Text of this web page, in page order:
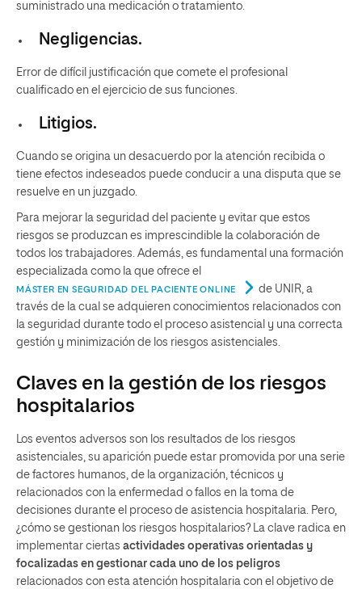
suministrado una medicación o tratamiento.
Negligencias.
Error de difícil justificación que comete el profesional
cualificado en el ejercicio de sus funciones.
Litigios.
Cuando se origina un desacuerdo por la atención recibida o
tiene efectos indeseados puede conducir a una disputa que se
resuelve en un juzgado.
Para mejorar la seguridad del paciente y evitar que estos
riesgos se produzcan es imprescindible la colaboración de
todos los trabajadores. Además, es fundamental una formación
especializada como la que ofrece el
MÁSTER EN SEGURIDAD DEL PACIENTE ONLINE
de UNIR, a
través de la cual se adquieren conocimientos relacionados con
la seguridad durante todo el proceso asistencial y una correcta
gestión y minimización de los riesgos asistenciales.
Claves en la gestión de los riesgos
hospitalarios
Los eventos adversos son los resultados de los riesgos
asistenciales, su aparición puede estar promovida por una serie
de factores humanos, de la organización, técnicos y
relacionados con la enfermedad o fallos en la toma de
decisiones durante el proceso de asistencia hospitalaria. Pero,
¿cómo se gestionan los riesgos hospitalarios? La clave radica en
implementar ciertas actividades operativas orientadas y
focalizadas en gestionar cada uno de los peligros
relacionados con esta atención hospitalaria con el objetivo de